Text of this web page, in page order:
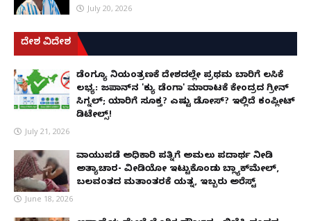
July 20, 2026
ದೇಶ ವಿದೇಶ
ಡೆಂಗ್ಯೂ ನಿಯಂತ್ರಣಕ್ಕೆ ದೇಶದಲ್ಲೇ ಪ್ರಥಮ ಬಾರಿಗೆ ಲಸಿಕೆ
ಲಭ್ಯ: ಜಪಾನ್‌ನ 'ಕ್ಯು ಡೆಂಗಾ' ಮಾರಾಟಕ್ಕೆ ಕೇಂದ್ರದ ಗ್ರೀನ್
ಸಿಗ್ನಲ್; ಯಾರಿಗೆ ಸೂಕ್ತ? ಎಷ್ಟು ಡೋಸ್? ಇಲ್ಲಿದೆ ಕಂಪ್ಲೀಟ್
ಡಿಟೇಲ್ಸ್!
July 21, 2026
ವಾಯುಪಡೆ ಅಧಿಕಾರಿ ಪತ್ನಿಗೆ ಅಮಲು ಪದಾರ್ಥ ನೀಡಿ
ಅತ್ಯಾಚಾರ- ವೀಡಿಯೋ ಇಟ್ಟುಕೊಂಡು ಬ್ಲ್ಯಾಕ್‌ಮೇಲ್,
ಬಲವಂತದ ಮತಾಂತರಕ್ಕೆ ಯತ್ನ, ಇಬ್ಬರು ಅರೆಸ್ಟ್
June 18, 2026